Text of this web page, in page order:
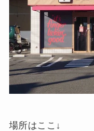
場所はここ↓